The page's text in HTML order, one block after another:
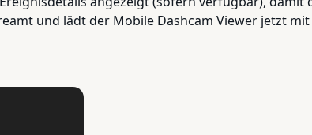
und lädt der Mobile Dashcam Viewer jetzt